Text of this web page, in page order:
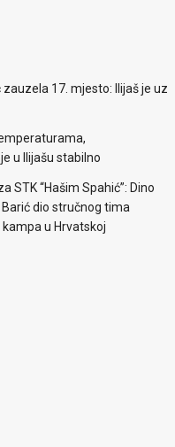
zauzela 17. mjesto: Ilijaš je uz
u Ilijašu stabilno
STK “Hašim Spahić”: Dino
dio stručnog tima
u Hrvatskoj